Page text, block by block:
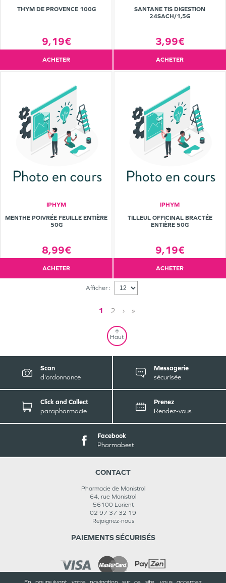
THYM DE PROVENCE 100G
9,19€
ACHETER
SANTANE TIS DIGESTION
24SACH/1,5G
3,99€
ACHETER
IPHYM
MENTHE POIVRÉE FEUILLE ENTIÈRE
50G
8,99€
ACHETER
IPHYM
TILLEUL OFFICINAL BRACTÉE
ENTIÈRE 50G
9,19€
ACHETER
Afficher :
1 2 › »
Haut
Scan
d'ordonnance
Messagerie
sécurisée
Click and Collect
parapharmacie
Prenez
Rendez-vous
Facebook
Pharmabest
CONTACT
Pharmacie de Monistrol
64, rue Monistrol
56100 Lorient
02 97 37 32 19
Rejoignez-nous
PAIEMENTS SÉCURISÉS